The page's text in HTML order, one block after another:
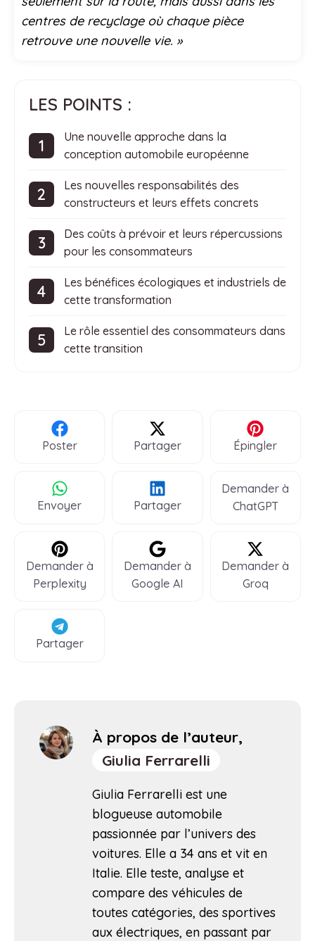
centres de recyclage où chaque pièce
retrouve une nouvelle vie. »
LES POINTS :
Une nouvelle approche dans la
conception automobile européenne
Les nouvelles responsabilités des
constructeurs et leurs effets concrets
Des coûts à prévoir et leurs répercussions
pour les consommateurs
Les bénéfices écologiques et industriels de
cette transformation
Le rôle essentiel des consommateurs dans
cette transition
Poster Partager Épingler
Envoyer Partager
Demander à
ChatGPT
Demander à
Perplexity
Demander à
Google AI
Demander à
Groq
Partager
À propos de l’auteur,
Giulia Ferrarelli
Giulia Ferrarelli est une
blogueuse automobile
passionnée par l’univers des
voitures. Elle a 34 ans et vit en
Italie. Elle teste, analyse et
compare des véhicules de
toutes catégories, des sportives
aux électriques, en passant par